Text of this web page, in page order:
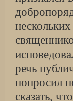
речь
попросил
сказать,